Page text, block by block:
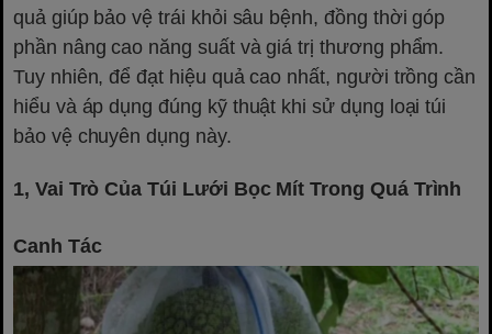
quả giúp bảo vệ trái khỏi sâu bệnh, đồng thời góp
phần nâng cao năng suất và giá trị thương phẩm.
Tuy nhiên, để đạt hiệu quả cao nhất, người trồng cần
hiểu và áp dụng đúng kỹ thuật khi sử dụng loại túi
bảo vệ chuyên dụng này.
1, Vai Trò Của Túi Lưới Bọc Mít Trong Quá Trình
Canh Tác